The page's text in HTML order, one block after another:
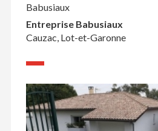
Babusiaux
Entreprise Babusiaux
Cauzac, Lot-et-Garonne